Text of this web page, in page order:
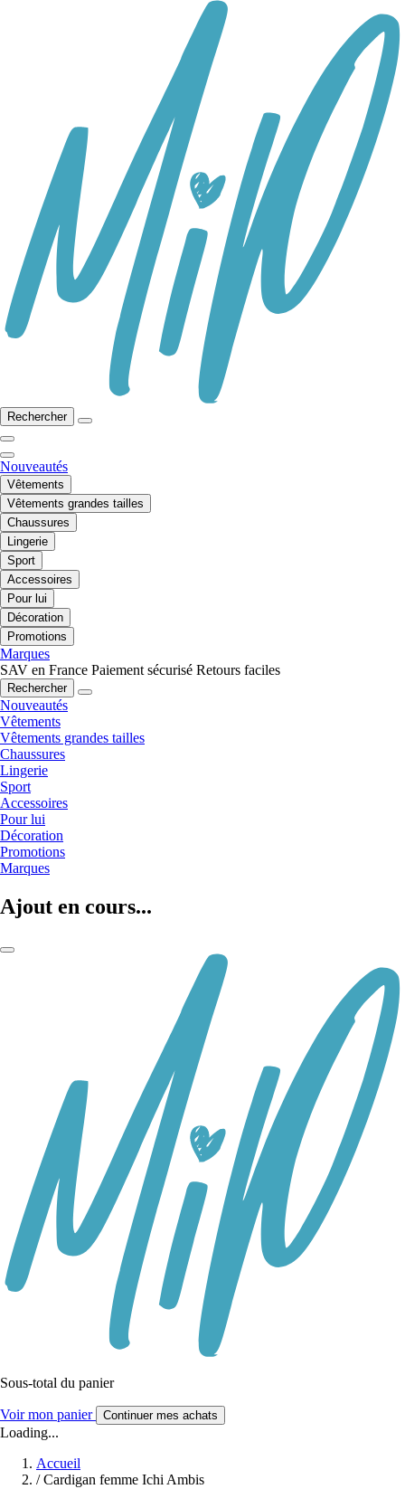
Rechercher
Nouveautés
Vêtements
Vêtements grandes tailles
Chaussures
Lingerie
Sport
Accessoires
Pour lui
Décoration
Promotions
Marques
SAV en France Paiement sécurisé Retours faciles
Rechercher
Nouveautés
Vêtements
Vêtements grandes tailles
Chaussures
Lingerie
Sport
Accessoires
Pour lui
Décoration
Promotions
Marques
Ajout en cours...
Sous-total du panier
Voir mon panier Continuer mes achats
Loading...
Accueil
/ Cardigan femme Ichi Ambis